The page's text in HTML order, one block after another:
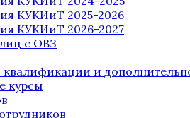
КУКИиТ 2025-2026
КУКИиТ 2026-2027
с ОВЗ
и
курсы